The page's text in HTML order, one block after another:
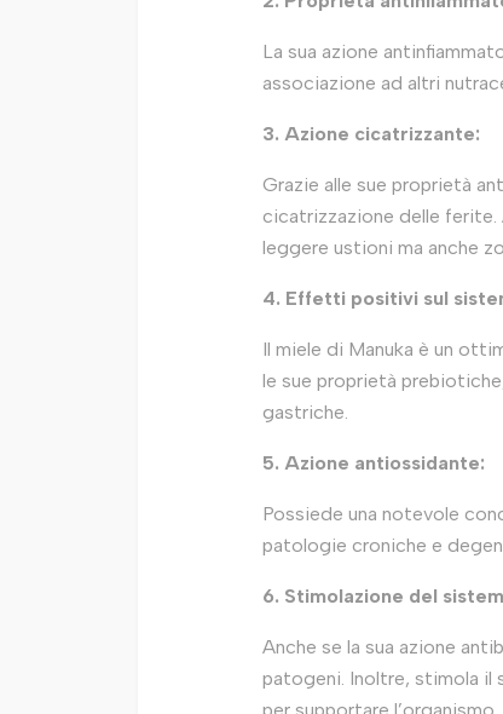
La sua azione
associazione ad altri
3. Azione cicatrizzante:
Grazie alle sue proprietà
cicatrizzazione delle ferite.
leggere ustioni ma anche
4. Effetti positivi sul
Il miele di Manuka è un
le sue proprietà
gastriche.
5. Azione antiossidante:
Possiede una notevole
patologie croniche e
6. Stimolazione del
Anche se la sua azione
patogeni. Inoltre, stimola il